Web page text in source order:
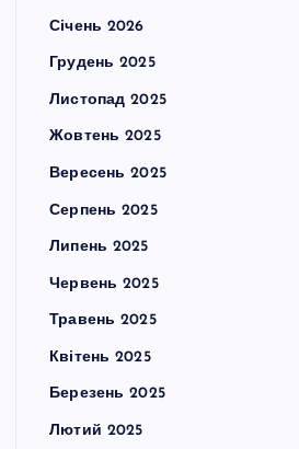
Січень 2026
Грудень 2025
Листопад 2025
Жовтень 2025
Вересень 2025
Серпень 2025
Липень 2025
Червень 2025
Травень 2025
Квітень 2025
Березень 2025
Лютий 2025